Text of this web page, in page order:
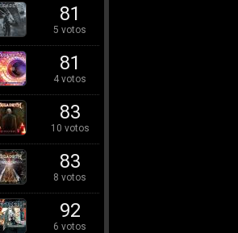
81
5 votos
81
4 votos
83
10 votos
83
8 votos
92
6 votos